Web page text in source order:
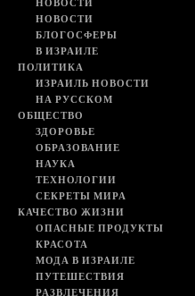
НОВОСТИ
БЛОГОСФЕРЫ
В ИЗРАИЛЕ
ПОЛИТИКА
ИЗРАИЛЬ НОВОСТИ
НА РУССКОМ
ОБЩЕСТВО
ЗДОРОВЬЕ
ОБРАЗОВАНИЕ
НАУКА
ТЕХНОЛОГИИ
СЕКРЕТЫ МИРА
КАЧЕСТВО ЖИЗНИ
ОПАСНЫЕ ПРОДУКТЫ
КРАСОТА
МОДА В ИЗРАИЛЕ
ПУТЕШЕСТВИЯ
РАЗВЛЕЧЕНИЯ